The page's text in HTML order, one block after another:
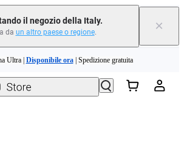
il negozio della Italy.
da un altro paese o regione. ×
Ultra | Disponibile ora| Spedizione gratuita
e ottieni denaro per il tuo nuovo acquisto.｜
Scopri di più